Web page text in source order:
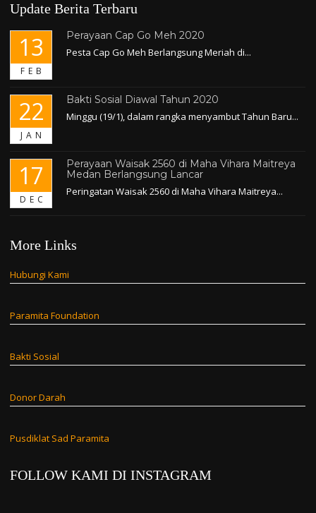
Update Berita Terbaru
13
FEB
Perayaan Cap Go Meh 2020
Pesta Cap Go Meh Berlangsung Meriah di...
22
JAN
Bakti Sosial Diawal Tahun 2020
Minggu (19/1), dalam rangka menyambut Tahun Baru...
17
DEC
Perayaan Waisak 2560 di Maha Vihara Maitreya
Medan Berlangsung Lancar
Peringatan Waisak 2560 di Maha Vihara Maitreya...
More Links
Hubungi Kami
Paramita Foundation
Bakti Sosial
Donor Darah
Pusdiklat Sad Paramita
FOLLOW KAMI DI INSTAGRAM